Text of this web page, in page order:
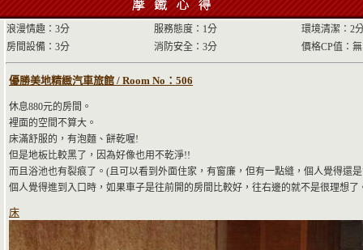
浪漫情趣：3分 服務態度：1分
環境清潔：2
房間設備：3分
消防安全：3分 價格CP值：
優勝美地精緻汽車旅館 / Room No：506
休息880元的房間。
裡面的空間不算大。
床滿舒服的，有泡麵、餅乾喔!
但是地板比較黑了，因為好像也用不乾淨!!
而且浴池也有裂痕了。(且可以看到外面住家，有窗廉，但有一點縫，個人覺得還
個人覺得進到入口時，如果車子是往前開的房間比較好，往右邊的就不是很理想了
床